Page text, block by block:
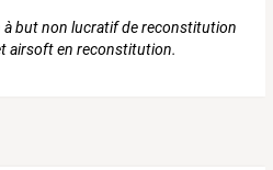
à but non lucratif de reconstitution
airsoft en reconstitution.